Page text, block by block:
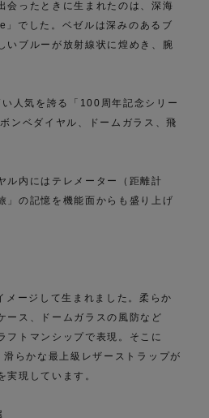
会ったときに生まれたのは、深海
でした。ベゼルは深みのあるブ
いブルーが放射線状に煌めき、腕
人気を誇る「100周年記念シリー
ンベダイヤル、ドームガラス、飛
ル内にはテレメーター（距離計
」の記憶を機能面からも盛り上げ
ージして生まれました。柔らか
ース、ドームガラスの風防など
フトマンシップで表現。そこに
らかな最上級レザーストラップが
現しています。